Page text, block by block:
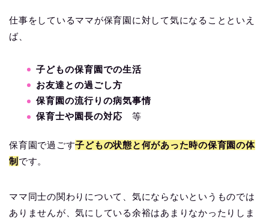
仕事をしているママが保育園に対して気になることといえ
ば、
子どもの保育園での生活
お友達との過ごし方
保育園の流行りの病気事情
保育士や園長の対応 等
保育園で過ごす子どもの状態と何があった時の保育園の体
制 です。
ママ同士の関わりについて、気にならないというものでは
ありませんが、気にしている余裕はあまりなかったりしま